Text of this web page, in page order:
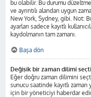
bu olabilir. Bu durumu
ve ayrıntılı alandan uygun
New York, Sydney, gibi. Not:
ayarları sadece kayıtlı
kaydolmanın tam zamanı.
Başa dön
Değişik bir zaman dilimi
Eğer doğru zaman dilimini
sunucu saatinde kayıtlı
için bir yöneticiyi haberdar